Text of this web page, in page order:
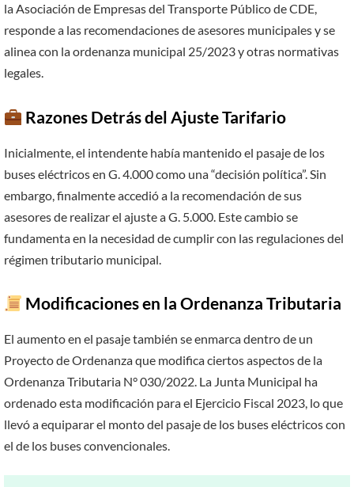
la Asociación de Empresas del Transporte Público de CDE,
responde a las recomendaciones de asesores municipales y se
alinea con la ordenanza municipal 25/2023 y otras normativas
legales.
Razones Detrás del Ajuste Tarifario
Inicialmente, el intendente había mantenido el pasaje de los
buses eléctricos en G. 4.000 como una “decisión política”. Sin
embargo, finalmente accedió a la recomendación de sus
asesores de realizar el ajuste a G. 5.000. Este cambio se
fundamenta en la necesidad de cumplir con las regulaciones del
régimen tributario municipal.
Modificaciones en la Ordenanza Tributaria
El aumento en el pasaje también se enmarca dentro de un
Proyecto de Ordenanza que modifica ciertos aspectos de la
Ordenanza Tributaria N° 030/2022. La Junta Municipal ha
ordenado esta modificación para el Ejercicio Fiscal 2023, lo que
llevó a equiparar el monto del pasaje de los buses eléctricos con
el de los buses convencionales.